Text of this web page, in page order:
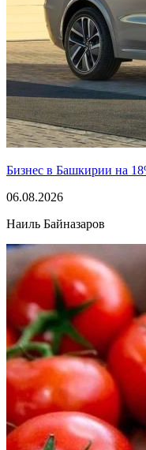
Бизнес в Башкирии на
06.08.2026
Наиль Байназаров